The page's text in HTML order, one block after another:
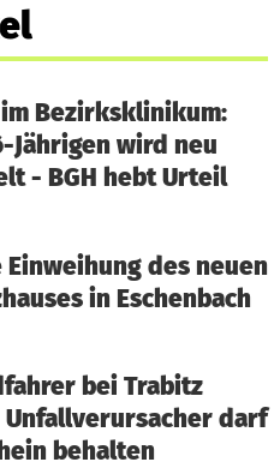
Bezirksklinikum:
Jährigen wird neu
- BGH hebt Urteil
des neuen
in Eschenbach
bei Trabitz
darf
behalten